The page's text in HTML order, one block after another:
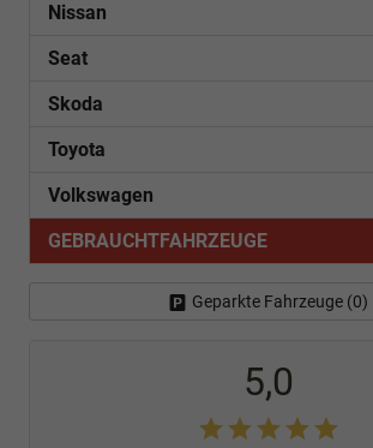
Nissan
Seat
Skoda
Toyota
Volkswagen
GEBRAUCHTFAHRZEUGE
Geparkte Fahrzeuge (0)
5,0